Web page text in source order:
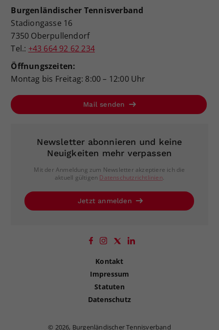
Burgenländischer Tennisverband
Stadiongasse 16
7350 Oberpullendorf
Tel.: +43 664 92 62 234
Öffnungszeiten:
Montag bis Freitag: 8:00 – 12:00 Uhr
Mail senden
Newsletter abonnieren und keine
Neuigkeiten mehr verpassen
Mit der Anmeldung zum Newsletter akzeptiere ich die
aktuell gültigen Datenschutzrichtlinien.
Jetzt anmelden
Kontakt
Impressum
Statuten
Datenschutz
© 2026, Burgenländischer Tennisverband